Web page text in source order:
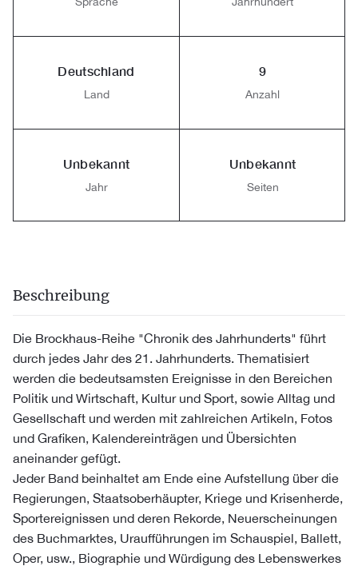
Deutschland
Land
9
Anzahl
Unbekannt
Jahr
Unbekannt
Seiten
Beschreibung
Die Brockhaus-Reihe "Chronik des Jahrhunderts" führt
durch jedes Jahr des 21. Jahrhunderts. Thematisiert
werden die bedeutsamsten Ereignisse in den Bereichen
Politik und Wirtschaft, Kultur und Sport, sowie Alltag und
Gesellschaft und werden mit zahlreichen Artikeln, Fotos
und Grafiken, Kalendereinträgen und Übersichten
aneinander gefügt.
Jeder Band beinhaltet am Ende eine Aufstellung über die
Regierungen, Staatsoberhäupter, Kriege und Krisenherde,
Sportereignissen und deren Rekorde, Neuerscheinungen
des Buchmarktes, Uraufführungen im Schauspiel, Ballett,
Oper, usw., Biographie und Würdigung des Lebenswerkes